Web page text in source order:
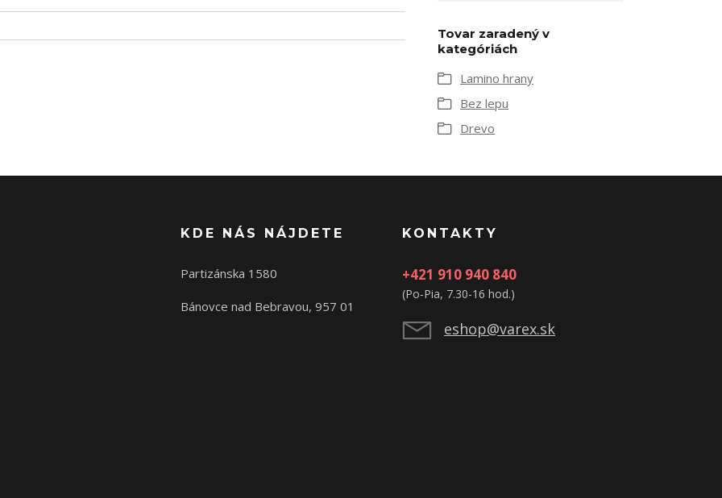
Tovar zaradený v
kategóriách
Lamino hrany
Bez lepu
Drevo
KDE NÁS NÁJDETE
Partizánska 1580
Bánovce nad Bebravou, 957 01
KONTAKTY
+421 910 940 840
(Po-Pia, 7.30-16 hod.)
eshop@varex.sk